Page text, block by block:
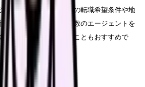
ェントの選択は、自身の転職希望条件や地
うことが重要です。複数のエージェントを
くの選択肢を確保することもおすすめで